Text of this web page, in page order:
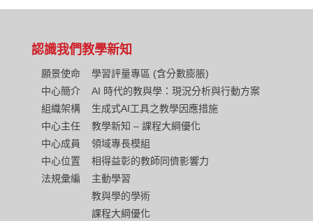
認識我們
願景使命
中心簡介
組織架構
中心主任
中心成員
中心位置
法規彙編
教學新知
學習評量專區 (含分數膨脹)
AI 時代的教與學：現況分析與行動方案
生成式AI工具之教學因應措施
教學新知 – 課程大綱優化
領域專長模組
相得益彰的教師同儕影響力
主動學習
教與學的學術
課程大綱優化